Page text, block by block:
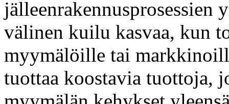
jälleenrakennusprosessien
välinen kuilu kasvaa, kun
myymälöille tai
tuottaa koostavia tuottoja,